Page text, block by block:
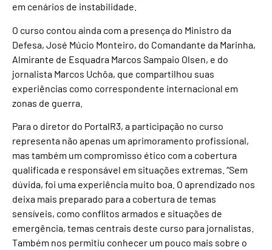
em cenários de instabilidade.
O curso contou ainda com a presença do Ministro da
Defesa, José Múcio Monteiro, do Comandante da Marinha,
Almirante de Esquadra Marcos Sampaio Olsen, e do
jornalista Marcos Uchôa, que compartilhou suas
experiências como correspondente internacional em
zonas de guerra.
Para o diretor do PortalR3, a participação no curso
representa não apenas um aprimoramento profissional,
mas também um compromisso ético com a cobertura
qualificada e responsável em situações extremas. “Sem
dúvida, foi uma experiência muito boa. O aprendizado nos
deixa mais preparado para a cobertura de temas
sensíveis, como conflitos armados e situações de
emergência, temas centrais deste curso para jornalistas.
Também nos permitiu conhecer um pouco mais sobre o